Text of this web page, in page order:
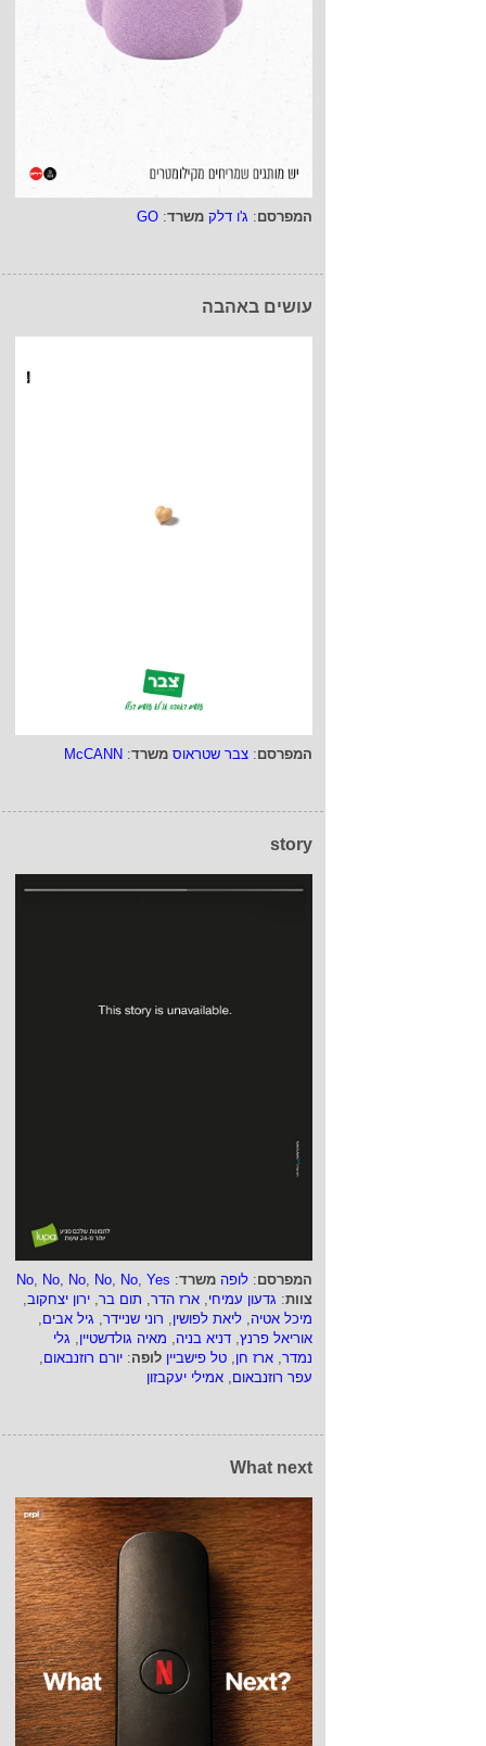
המפרסם: ג'ו דלק משרד:
GO
עושים באהבה
המפרסם: צבר שטראוס משרד:
McCANN
story
המפרסם: לופה משרד:
No, No, No, No, No, Yes
צוות: גדעון עמיחי, ארז הדר, תום בר, ירון יצחקוב,
מיכל אטיה, ליאת לפושין, רוני שניידר, גיל אבים,
אוריאל פרנץ, דניא בניה, מאיה גולדשטיין, גלי
נמדר, ארז חן, טל פישביין לופה: יורם רוזנבאום,
עפר רוזנבאום, אמילי יעקבזון
What next